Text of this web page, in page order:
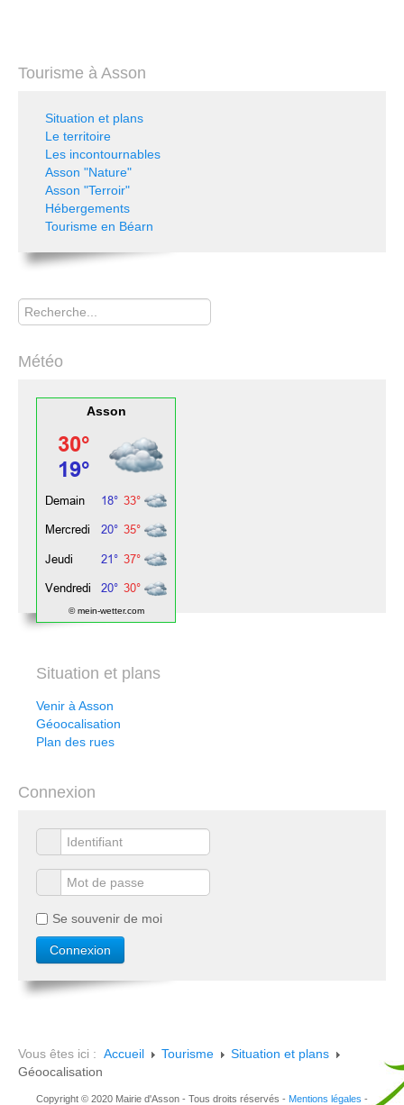
Tourisme à Asson
Situation et plans
Le territoire
Les incontournables
Asson "Nature"
Asson "Terroir"
Hébergements
Tourisme en Béarn
Rechercher
Météo
Asson
© mein-wetter.com
Situation et plans
Venir à Asson
Géoocalisation
Plan des rues
Connexion
Se souvenir de moi
Vous êtes ici : Accueil Tourisme
Situation et plans
Géoocalisation
Copyright © 2020 Mairie d'Asson - Tous droits réservés - Mentions légales -